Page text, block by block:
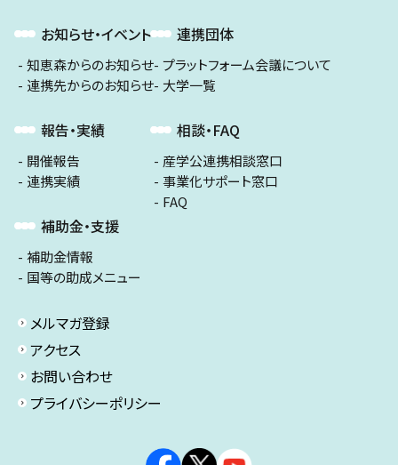
お知らせ・イベント
知恵森からのお知らせ
連携先からのお知らせ
報告・実績
開催報告
連携実績
補助金・支援
補助金情報
国等の助成メニュー
連携団体
プラットフォーム会議について
大学一覧
相談・FAQ
産学公連携相談窓口
事業化サポート窓口
FAQ
メルマガ登録
アクセス
お問い合わせ
プライバシーポリシー